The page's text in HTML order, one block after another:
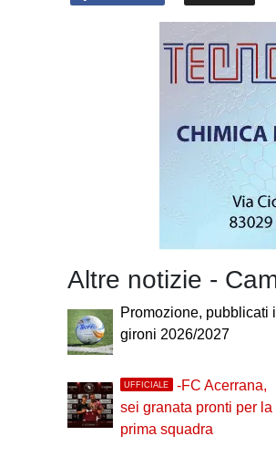
Altre notizie -
Promozione, pubblicati i
gironi 2026/2027
UFFICIALE
-FC Acerrana,
sei granata pronti per la
prima squadra